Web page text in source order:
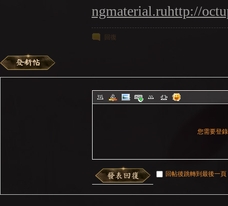
ngmaterial.ruhttp://
回復
您需要登
回帖後跳轉到最後一頁